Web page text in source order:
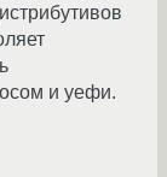
и уефи.